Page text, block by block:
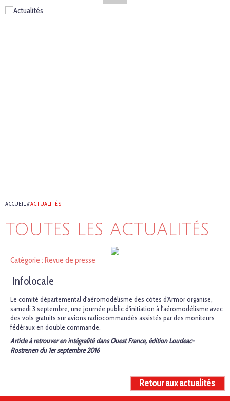
ACCUEIL//ACTUALITÉS
TOUTES LES ACTUALITÉS
Catégorie : Revue de presse
Infolocale
Le comité départemental d'aéromodélisme des côtes d'Armor organise,
samedi 3 septembre, une journée public d'initiation à l'aéromodélisme avec
des vols gratuits sur avions radiocommandés assistés par des moniteurs
fédéraux en double commande.
Article à retrouver en intégralité dans Ouest France, édition Loudeac-
Rostrenen du 1er septembre 2016
Retour aux actualités